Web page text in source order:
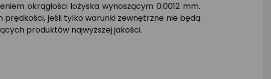
okrągłości łożyska wynoszącym 0.0012 mm.
prędkości, jeśli tylko warunki zewnętrzne nie będą
produktów najwyższej jakości.